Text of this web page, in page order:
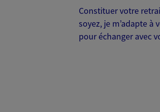
Constituer votre
soyez, je m’adapte
pour échanger avec